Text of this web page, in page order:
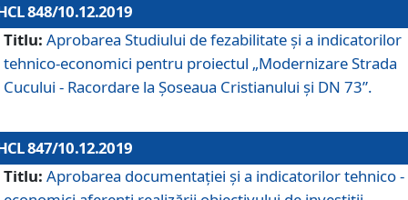
848/10.12.2019
Titlu: Aprobarea Studiului de fezabilitate şi a indicatorilor
tehnico-economici pentru proiectul „Modernizare Strada
Cucului - Racordare la Șoseaua Cristianului și DN 73”.
847/10.12.2019
Titlu: Aprobarea documentației și a indicatorilor tehnico -